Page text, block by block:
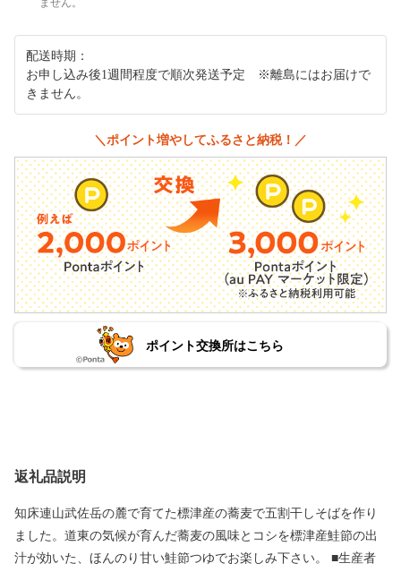
配送時期：
お申し込み後1週間程度で順次発送予定 ※離島にはお届けで
きません。
＼ポイント増やしてふるさと納税！／
ポイント交換所はこちら
返礼品説明
知床連山武佐岳の麓で育てた標津産の蕎麦で五割干しそばを作り
ました。道東の気候が育んだ蕎麦の風味とコシを標津産鮭節の出
汁が効いた、ほんのり甘い鮭節つゆでお楽しみ下さい。 ■生産者